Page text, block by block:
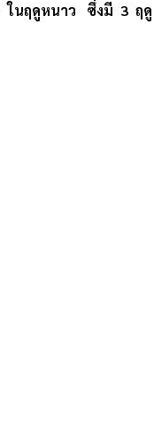
ในฤดูหนาว ซึ่งมี 3 ฤดู